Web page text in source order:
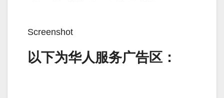
Screenshot
以下为华人服务广告区：